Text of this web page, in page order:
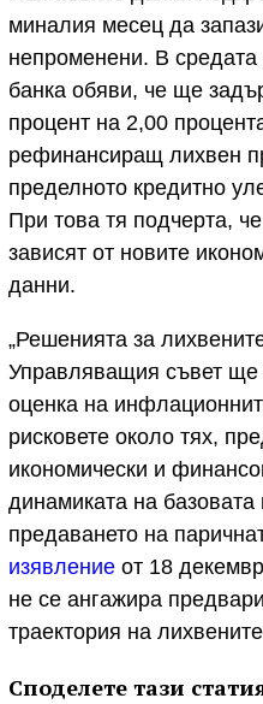
миналия месец да
непроменени. В
банка обяви, че ще
процент на 2,00
рефинансиращ лихвен
пределното кредитно
При това тя подчерта,
зависят от новите
данни.
„Решенията за
Управляващия съвет ще
оценка на
рисковете около тях,
икономически и
динамиката на
предаването на
изявление от 18
не се ангажира
траектория на
Споделете тази